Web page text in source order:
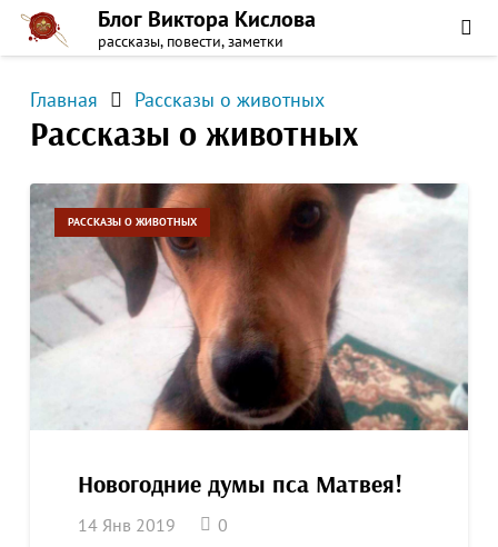
Блог Виктора Кислова
рассказы, повести, заметки
Главная Рассказы о животных
Рассказы о животных
РАССКАЗЫ О ЖИВОТНЫХ
Новогодние думы пса Матвея!
14 Янв 2019 0